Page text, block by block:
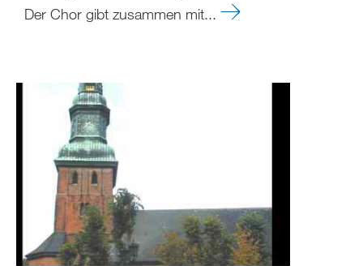
Der Chor gibt zusammen mit...